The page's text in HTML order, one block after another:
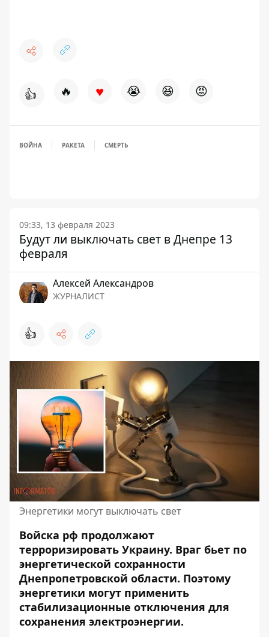
👍 🔥 ♥ 😭 😆 😡
ВОЙНА РАКЕТА СМЕРТЬ
09:33, 13 февраля 2023
Будут ли выключать свет в Днепре 13
февраля
Алексей Александров
ЖУРНАЛИСТ
👍
Энергетики могут выключать свет
Войска рф продолжают
терроризировать Украину. Враг бьет по
энергетической сохранности
Днепропетровской области. Поэтому
энергетики могут применить
стабилизационные отключения для
сохранения электроэнергии.